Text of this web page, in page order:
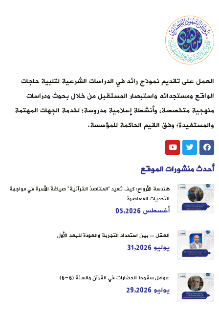
العمل على تقديم نموذج رائد في الدراسات الشرعية لتلبية حاجات
الواقع ومستجداته واستبصار المستقبل من خلال بحوث ودراسات
منهجية متخصصة، وأنشطة إعلامية مدروسة؛ لخدمة الجهات المهتمة
والمستفيدة؛ وفق القيم الحاكمة للمؤسسة.
أحدث منشورات الموقع
هندسة الأرواح: كيف تُعيد “المقاصدُ القرآنية” صياغةَ الأسرة في مواجهة
التحديات المعاصرة
أغسطس 05,2026
العقل .. بين استمداد التجربة والعودة للبعد الأول
يوليو 31,2026
عوامل سقوط الحضارات في القرآن والسنة (6-6)
يوليو 29,2026